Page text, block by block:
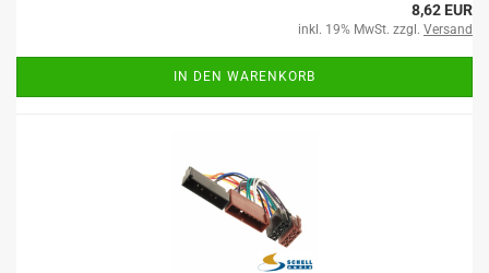
8,62 EUR
inkl. 19% MwSt. zzgl. Versand
IN DEN WARENKORB